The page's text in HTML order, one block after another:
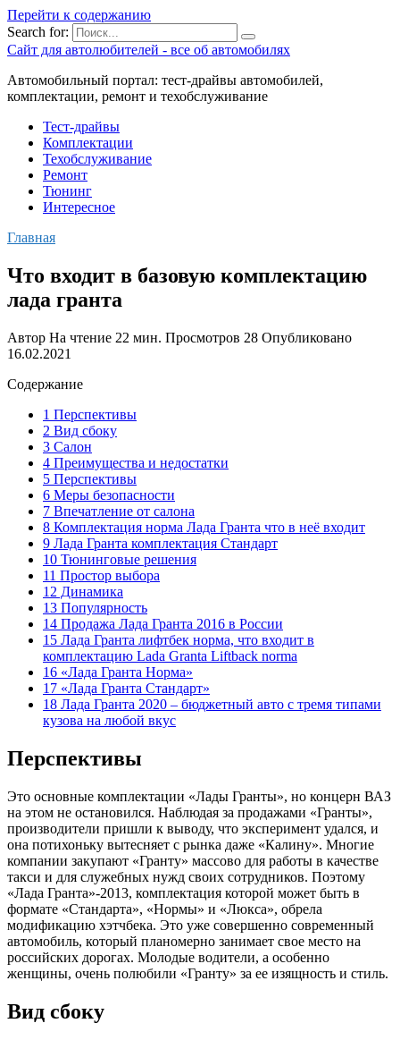
Перейти к содержанию
Search for:
Сайт для автолюбителей - все об автомобилях
Автомобильный портал: тест-драйвы автомобилей,
комплектации, ремонт и техобслуживание
Тест-драйвы
Комплектации
Техобслуживание
Ремонт
Тюнинг
Интересное
Главная
Что входит в базовую комплектацию
лада гранта
Автор На чтение 22 мин. Просмотров 28 Опубликовано
16.02.2021
Содержание
1 Перспективы
2 Вид сбоку
3 Салон
4 Преимущества и недостатки
5 Перспективы
6 Меры безопасности
7 Впечатление от салона
8 Комплектация норма Лада Гранта что в неё входит
9 Лада Гранта комплектация Стандарт
10 Тюнинговые решения
11 Простор выбора
12 Динамика
13 Популярность
14 Продажа Лада Гранта 2016 в России
15 Лада Гранта лифтбек норма, что входит в
комплектацию Lada Granta Liftback norma
16 «Лада Гранта Норма»
17 «Лада Гранта Стандарт»
18 Лада Гранта 2020 – бюджетный авто с тремя типами
кузова на любой вкус
Перспективы
Это основные комплектации «Лады Гранты», но концерн ВАЗ
на этом не остановился. Наблюдая за продажами «Гранты»,
производители пришли к выводу, что эксперимент удался, и
она потихоньку вытесняет с рынка даже «Калину». Многие
компании закупают «Гранту» массово для работы в качестве
такси и для служебных нужд своих сотрудников. Поэтому
«Лада Гранта»-2013, комплектация которой может быть в
формате «Стандарта», «Нормы» и «Люкса», обрела
модификацию хэтчбека. Это уже совершенно современный
автомобиль, который планомерно занимает свое место на
российских дорогах. Молодые водители, а особенно
женщины, очень полюбили «Гранту» за ее изящность и стиль.
Вид сбоку